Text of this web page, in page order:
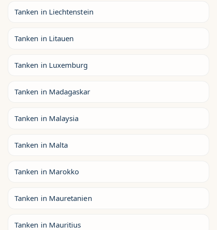
Tanken in Liechtenstein
Tanken in Litauen
Tanken in Luxemburg
Tanken in Madagaskar
Tanken in Malaysia
Tanken in Malta
Tanken in Marokko
Tanken in Mauretanien
Tanken in Mauritius